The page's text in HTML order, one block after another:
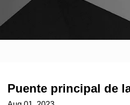
Puente principal de